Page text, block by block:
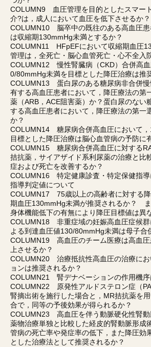
COLUMN9 血圧管理を目的としたスマー
介?は，成人において血圧を低下させるか？
COLUMN10 脳卒中の既往のある高血圧患
は収縮期130mmHg未満とするか？
COLUMN11 HFpEFにおいて収縮期血圧
管理は，全死亡・脳心血管死亡・心不全入
COLUMN12 慢性腎臓病（CKD）合併高
0/80mmHg未満を目標とした降圧治療は推
COLUMN13 蛋白尿のある糖尿病非合併慢
有する高血圧患者において，降圧療法の第
薬（ARB，ACE阻害薬）か？蛋白尿のない
する高血圧患者において，降圧療法の第一
か？
COLUMN14 糖尿病合併高血圧において
目標とした降圧治療は脳心血管病の予防に
COLUMN15 糖尿病合併高血圧に対する
拮抗薬，サイアザイド系利尿薬の治療と比
症および死亡を改善するか？
COLUMN16 特定健康診査・特定保健指導
指導判定値について
COLUMN17 75歳以上の高齢者に対する
期血圧130mmHg未満が推奨されるか？ ま
身体機能低下の有無により降圧目標値は異
COLUMN18 非重症域の妊娠高血圧症候群
よる到達血圧値130/80mmHg未満は母子合
COLUMN19 高血圧のチーム医療は高血圧
上させるか？
COLUMN20 治療抵抗性高血圧の治療にお
ョンは推奨されるか？
COLUMN21 腎デナベーションの作用機序
COLUMN22 原発性アルドステロン症（
腎摘出術を施行した場合と，MR拮抗薬を
合で，同等の予後効果が得られるか？
COLUMN23 高血圧を伴う動脈硬化性腎動
薬物治療単独と比較した経皮的腎動脈形成
管病の死亡率や発症率の低下，また降圧効
とした治療法として推奨されるか？